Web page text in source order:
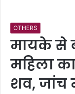
OTHERS
मायके से
महिला
शव, जांच